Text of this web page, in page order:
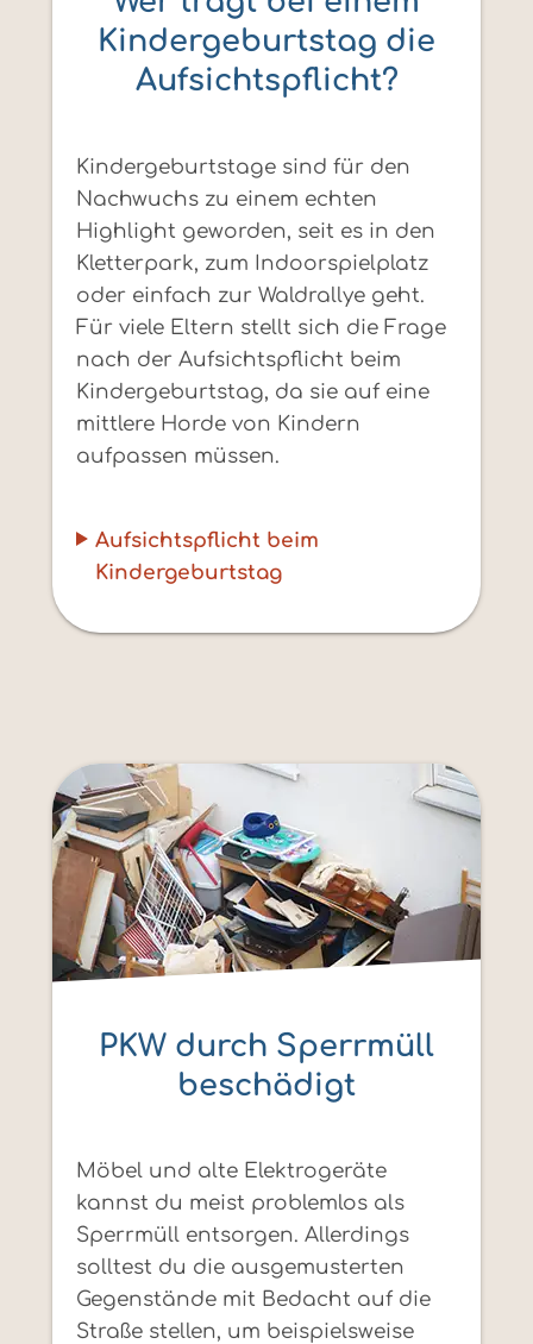
Kindergeburtstag die
Aufsichtspflicht?
Kindergeburtstage sind für den
Nachwuchs zu einem echten
Highlight geworden, seit es in den
Kletterpark, zum Indoorspielplatz
oder einfach zur Waldrallye geht.
Für viele Eltern stellt sich die Frage
nach der Aufsichtspflicht beim
Kindergeburtstag, da sie auf eine
mittlere Horde von Kindern
aufpassen müssen.
Aufsichtspflicht beim
Kindergeburtstag
PKW durch Sperrmüll
beschädigt
Möbel und alte Elektrogeräte
kannst du meist problemlos als
Sperrmüll entsorgen. Allerdings
solltest du die ausgemusterten
Gegenstände mit Bedacht auf die
Straße stellen, um beispielsweise